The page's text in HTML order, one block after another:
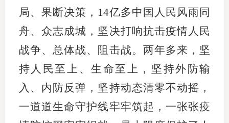
局、果断决策，14亿多中国人民风雨同
舟、众志成城，坚决打响抗击疫情人民
战争、总体战、阻击战。两年多来，坚
持人民至上、生命至上，坚持外防输
入、内防反弹，坚持动态清零不动摇，
一道道生命守护线牢牢筑起，一张张疫